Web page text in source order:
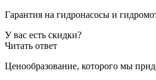
Гарантия на гидронасосы и
У вас есть скидки?
Читать ответ
Ценообразование, которого мы